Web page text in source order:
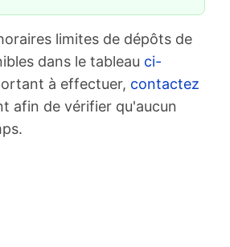
limites de dépôts de
dans le tableau ci-
à effectuer, contactez
afin de vérifier qu'aucun